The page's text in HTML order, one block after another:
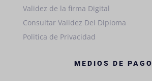
Validez de la firma Digital
Consultar Validez Del Diploma
Politica de Privacidad
MEDIOS DE PAGO